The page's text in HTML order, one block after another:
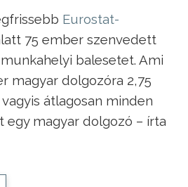
Eurostat-
75 ember szenvedett
balesetet. Ami
magyar dolgozóra 2,75
átlagosan minden
egy magyar dolgozó – írta